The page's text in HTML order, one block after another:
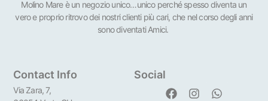
Molino Mare è un negozio unico…unico perché spesso diventa un
vero e proprio ritrovo dei nostri clienti più cari, che nel corso degli anni
sono diventati Amici.
Contact Info
Via Zara, 7,
Social